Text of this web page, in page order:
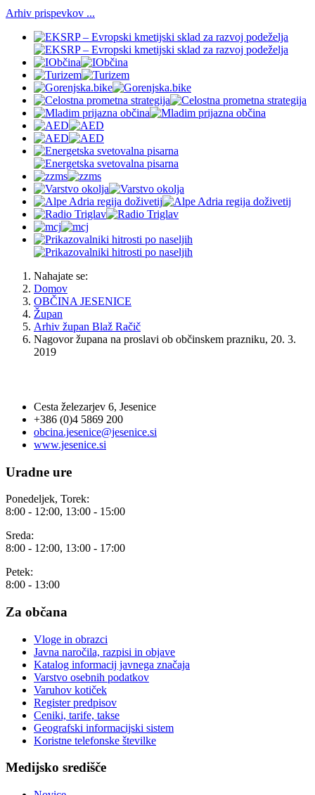
Arhiv prispevkov ...
Nahajate se:
Domov
OBČINA JESENICE
Župan
Arhiv župan Blaž Račič
Nagovor župana na proslavi ob občinskem prazniku, 20. 3.
2019
Cesta železarjev 6, Jesenice
+386 (0)4 5869 200
obcina.jesenice@jesenice.si
www.jesenice.si
Uradne ure
Ponedeljek, Torek:
8:00 - 12:00, 13:00 - 15:00
Sreda:
8:00 - 12:00, 13:00 - 17:00
Petek:
8:00 - 13:00
Za občana
Vloge in obrazci
Javna naročila, razpisi in objave
Katalog informacij javnega značaja
Varstvo osebnih podatkov
Varuhov kotiček
Register predpisov
Ceniki, tarife, takse
Geografski informacijski sistem
Koristne telefonske številke
Medijsko središče